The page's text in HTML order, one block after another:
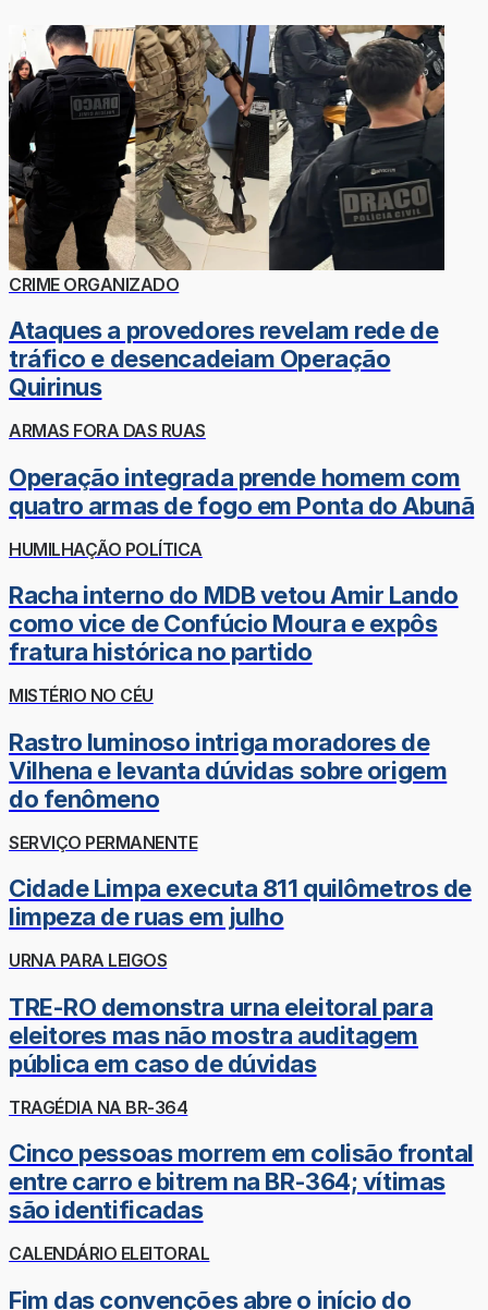
CRIME ORGANIZADO
Ataques a provedores revelam rede de
tráfico e desencadeiam Operação
Quirinus
ARMAS FORA DAS RUAS
Operação integrada prende homem com
quatro armas de fogo em Ponta do Abunã
HUMILHAÇÃO POLÍTICA
Racha interno do MDB vetou Amir Lando
como vice de Confúcio Moura e expôs
fratura histórica no partido
MISTÉRIO NO CÉU
Rastro luminoso intriga moradores de
Vilhena e levanta dúvidas sobre origem
do fenômeno
SERVIÇO PERMANENTE
Cidade Limpa executa 811 quilômetros de
limpeza de ruas em julho
URNA PARA LEIGOS
TRE-RO demonstra urna eleitoral para
eleitores mas não mostra auditagem
pública em caso de dúvidas
TRAGÉDIA NA BR-364
Cinco pessoas morrem em colisão frontal
entre carro e bitrem na BR-364; vítimas
são identificadas
CALENDÁRIO ELEITORAL
Fim das convenções abre o início do